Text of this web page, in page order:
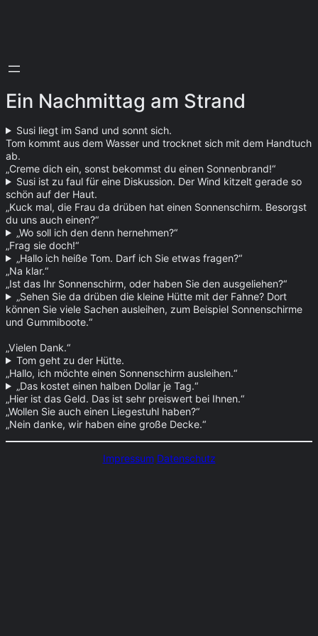
Ein Nachmittag am Strand
Susi liegt im Sand und sonnt sich.
Tom kommt aus dem Wasser und trocknet sich mit dem Handtuch
ab.
„Creme dich ein, sonst bekommst du einen Sonnenbrand!“
Susi ist zu faul für eine Diskussion. Der Wind kitzelt gerade so
schön auf der Haut.
„Kuck mal, die Frau da drüben hat einen Sonnenschirm. Besorgst
du uns auch einen?“
„Wo soll ich den denn hernehmen?“
„Frag sie doch!“
„Hallo ich heiße Tom. Darf ich Sie etwas fragen?“
„Na klar.“
„Ist das Ihr Sonnenschirm, oder haben Sie den ausgeliehen?“
„Sehen Sie da drüben die kleine Hütte mit der Fahne? Dort
können Sie viele Sachen ausleihen, zum Beispiel Sonnenschirme
und Gummiboote.“
„Vielen Dank.“
Tom geht zu der Hütte.
„Hallo, ich möchte einen Sonnenschirm ausleihen.“
„Das kostet einen halben Dollar je Tag.“
„Hier ist das Geld. Das ist sehr preiswert bei Ihnen.“
„Wollen Sie auch einen Liegestuhl haben?“
„Nein danke, wir haben eine große Decke.“
Impressum Datenschutz